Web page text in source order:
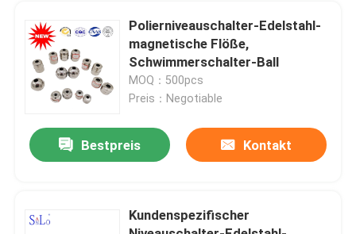
Stahlschwimmer
Kupferner Schwimmer
Metallschwimmer
Schwimmerschalter-Ball
Polierniveauschalter-Edelstahl-
magnetische Flöße,
Schwimmerschalter-Ball
MOQ：500pcs
Preis：Negotiable
Bestpreis Kontakt
Kundenspezifischer